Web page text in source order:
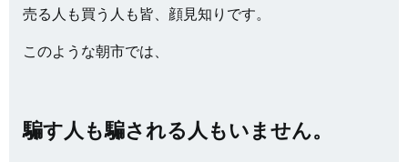
売る人も買う人も皆、顔見知りです。
このような朝市では、
騙す人も騙される人もいません。